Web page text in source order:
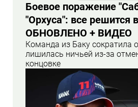
Боевое поражение
"Орхуса": все решится
ОБНОВЛЕНО + ВИДЕО
Команда из Баку сократила
лишилась ничьей из-за
концовке